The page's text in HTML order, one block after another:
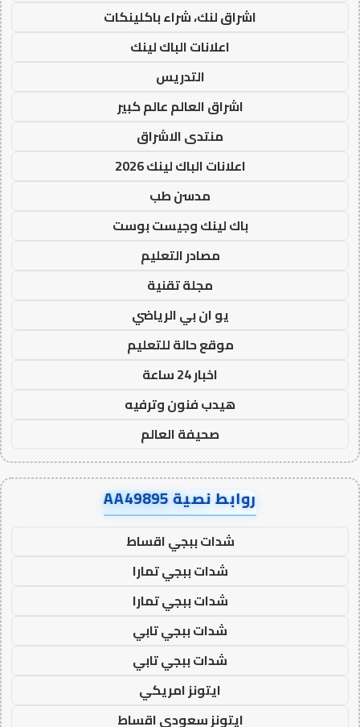
اشراق لنك، شراء باكلينكات
اعلانات الباك لينك
التدريس
اشراق العالم عالم كبير
منتدى الاشراق
اعلانات الباك لينك 2026
مدسن طب
باك لينك وجيست بوست
مصادر التعليم
مجلة تقنية
يو ان بي الرياضي
موقع حالة للتعليم
اخبار 24 ساعة
هيدب فنون وترفيه
صحيفة العالم
روابط نصية AA49895
شدات ببجي اقساط
شدات ببجي تمارا
شدات ببجي تمارا
شدات ببجي تابي
شدات ببجي تابي
ايتونز امريكي
ايتونز سعودي اقساط